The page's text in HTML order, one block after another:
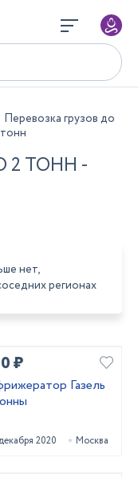
Перевозка грузов до
2 ТОНН -
нет,
регионах
₽
Газель
2020 Москва